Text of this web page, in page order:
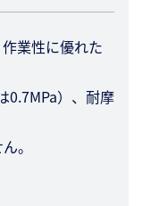
業性に優れた
0.7MPa）、耐摩
。